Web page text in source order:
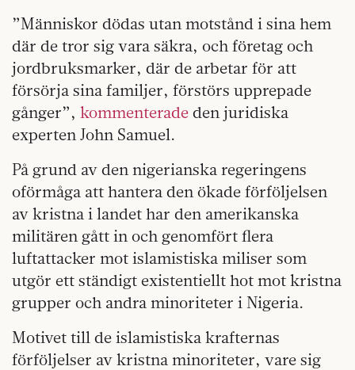
”Människor dödas utan motstånd i sina hem
där de tror sig vara säkra, och företag och
jordbruksmarker, där de arbetar för att
försörja sina familjer, förstörs upprepade
gånger”, kommenterade den juridiska
experten John Samuel.
På grund av den nigerianska regeringens
oförmåga att hantera den ökade förföljelsen
av kristna i landet har den amerikanska
militären gått in och genomfört flera
luftattacker mot islamistiska miliser som
utgör ett ständigt existentiellt hot mot kristna
grupper och andra minoriteter i Nigeria.
Motivet till de islamistiska krafternas
förföljelser av kristna minoriteter, vare sig